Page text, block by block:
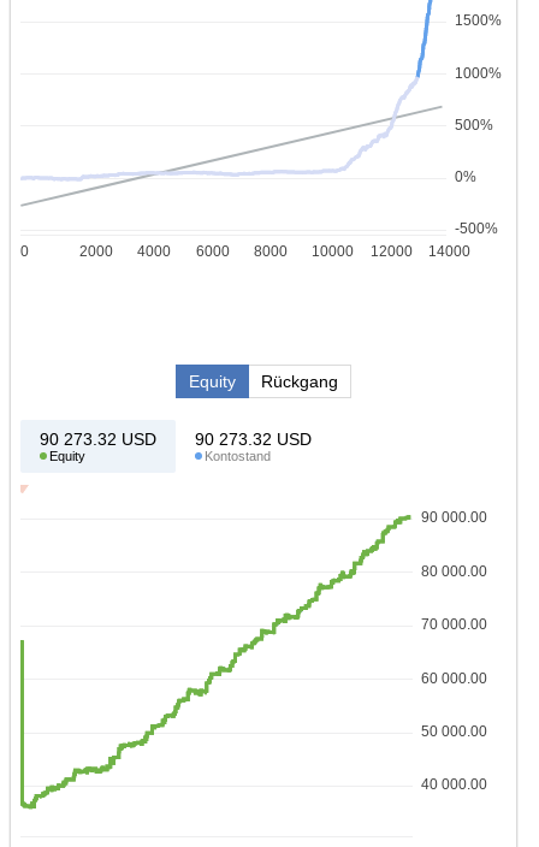
0 2000 4000 6000 8000 10000 12000 14000
-500%
0%
500%
1000%
1500%
Equity Rückgang
90 273.32 USD
Equity
90 273.32 USD
Kontostand
40 000.00
50 000.00
60 000.00
70 000.00
80 000.00
90 000.00